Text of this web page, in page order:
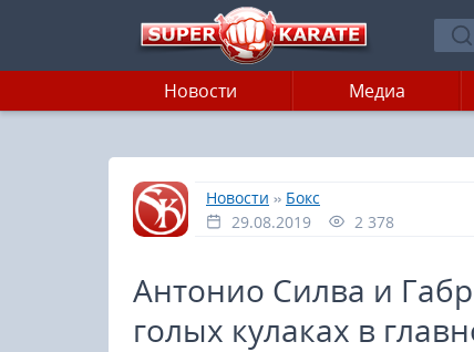
Новости Медиа
Главная
»
Новости » Бокс
29.08.2019
2 378
Антонио Силва и
голых кулаках в